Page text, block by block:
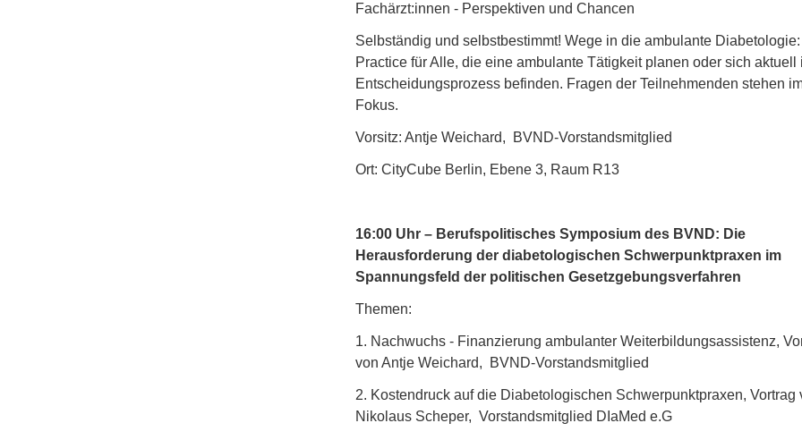
Fachärzt:innen - Perspektiven und Chancen
Selbständig und selbstbestimmt! Wege in die ambulante
Practice für Alle, die eine ambulante Tätigkeit planen oder sich aktuell
Entscheidungsprozess befinden. Fragen der Teilnehmenden stehen
Fokus.
Vorsitz: Antje Weichard, BVND-Vorstandsmitglied
Ort: CityCube Berlin, Ebene 3, Raum R13
16:00 Uhr – Berufspolitisches Symposium des BVND: Die
Herausforderung der diabetologischen Schwerpunktpraxen im
Spannungsfeld der politischen Gesetzgebungsverfahren
Themen:
1. Nachwuchs - Finanzierung ambulanter Weiterbildungsassistenz,
von Antje Weichard, BVND-Vorstandsmitglied
2. Kostendruck auf die Diabetologischen Schwerpunktpraxen, Vortrag
Nikolaus Scheper, Vorstandsmitglied DIaMed e.G